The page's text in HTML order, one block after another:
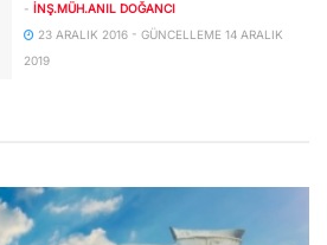
- İNŞ.MÜH.ANIL DOĞANCI
23 ARALIK 2016 - GÜNCELLEME 14 ARALIK
2019